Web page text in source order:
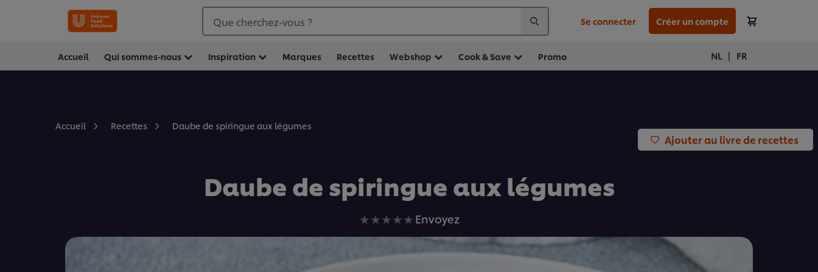
Que cherchez-vous ? Se connecter Créer un compte
Accueil Qui sommes-nous Inspiration Marques Recettes Webshop Cook & Save Promo NL | FR
Accueil Recettes Daube de spiringue aux légumes
Ajouter au livre de recettes
Daube de spiringue aux légumes
Aucune
évaluation
soumise
Envoyez